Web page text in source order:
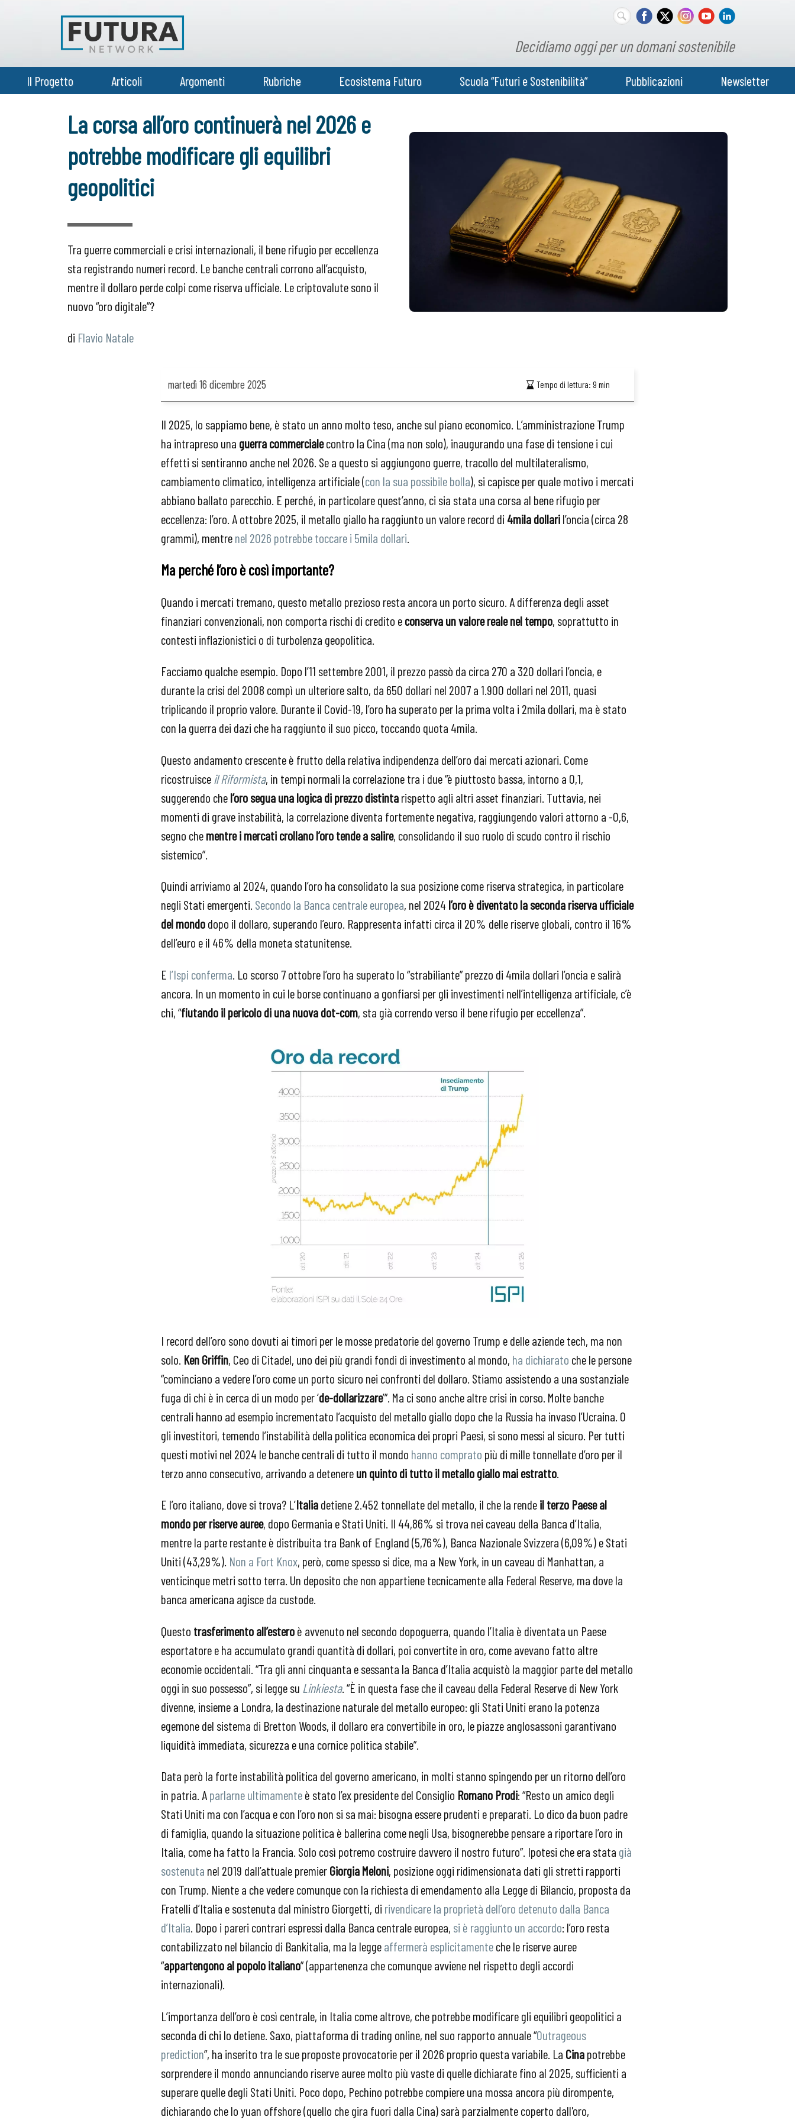
Decidiamo oggi per un domani sostenibile
Il Progetto Articoli Argomenti Rubriche Ecosistema Futuro Scuola “Futuri e Sostenibilità” Pubblicazioni Newsletter
La corsa all’oro continuerà nel 2026 e
potrebbe modificare gli equilibri
geopolitici
Tra guerre commerciali e crisi internazionali, il bene rifugio per eccellenza
sta registrando numeri record. Le banche centrali corrono all’acquisto,
mentre il dollaro perde colpi come riserva ufficiale. Le criptovalute sono il
nuovo “oro digitale”?
Flavio Natale
martedì 16 dicembre 2025 Tempo di lettura:9 min
Il 2025, lo sappiamo bene, è stato un anno molto teso, anche sul piano economico. L’amministrazione Trump
ha intrapreso una guerra commercialecontro la Cina (ma non solo), inaugurando una fase di tensione i cui
effetti si sentiranno anche nel 2026. Se a questo si aggiungono guerre, tracollo del multilateralismo,
cambiamento climatico, intelligenza artificiale (con la sua possibile bolla), si capisce per quale motivo i mercati
abbiano ballato parecchio. E perché, in particolare quest’anno, ci sia stata una corsa al bene rifugio per
eccellenza: l’oro. A ottobre 2025, il metallo giallo ha raggiunto un valore record di 4mila dollaril’oncia (circa 28
grammi), mentrenel 2026 potrebbe toccare i 5mila dollari
Ma perché l’oro è così importante?
Quando i mercati tremano, questo metallo prezioso resta ancora un porto sicuro. A differenza degli asset
finanziari convenzionali, non comporta rischi di credito econserva un valore reale nel tempo, soprattutto in
contesti inflazionistici o di turbolenza geopolitica.
Facciamo qualche esempio. Dopo l’11 settembre 2001, il prezzo passò da circa 270 a 320 dollari l’oncia, e
durante la crisi del 2008 compì un ulteriore salto, da 650 dollari nel 2007 a 1.900 dollari nel 2011, quasi
triplicando il proprio valore. Durante il Covid-19, l’oro ha superato per la prima volta i 2mila dollari, ma è stato
con la guerra dei dazi che ha raggiunto il suo picco, toccando quota 4mila.
Questo andamento crescente è frutto della relativa indipendenza dell’oro dai mercati azionari. Come
ricostruisce il Riformista, in tempi normali la correlazione tra i due “è piuttosto bassa, intorno a 0,1,
suggerendo chel’oro segua una logica di prezzo distintarispetto agli altri asset finanziari. Tuttavia, nei
momenti di grave instabilità, la correlazione diventa fortemente negativa, raggiungendo valori attorno a -0,6,
segno chementre i mercati crollano l’oro tende a salire, consolidando il suo ruolo di scudo contro il rischio
sistemico”.
Quindi arriviamo al 2024, quando l’oro ha consolidato la sua posizione come riserva strategica, in particolare
negli Stati emergenti. Secondo la Banca centrale europea, nel 2024 l’oro è diventato la seconda riserva ufficiale
del mondodopo il dollaro, superando l’euro. Rappresenta infatti circa il 20% delle riserve globali, contro il 16%
dell’euro e il 46% della moneta statunitense.
E l’Ispi conferma . Lo scorso 7 ottobre l’oro ha superato lo “strabiliante” prezzo di 4mila dollari l’oncia e salirà
ancora. In un momento in cui le borse continuano a gonfiarsi per gli investimenti nell’intelligenza artificiale, c’è
chi, “fiutando il pericolo di una nuova dot-com, sta già correndo verso il bene rifugio per eccellenza”.
I record dell’oro sono dovuti ai timori per le mosse predatorie del governo Trump e delle aziende tech, ma non
solo. Ken Griffin, Ceo di Citadel, uno dei più grandi fondi di investimento al mondo, ha dichiarato che le persone
“cominciano a vedere l’oro come un porto sicuro nei confronti del dollaro. Stiamo assistendo a una sostanziale
fuga di chi è in cerca di un modo per ‘de-dollarizzare’”. Ma ci sono anche altre crisi in corso. Molte banche
centrali hanno ad esempio incrementato l’acquisto del metallo giallo dopo che la Russia ha invaso l’Ucraina. O
gli investitori, temendo l’instabilità della politica economica dei propri Paesi, si sono messi al sicuro. Per tutti
questi motivi nel 2024 le banche centrali di tutto il mondo hanno comprato più di mille tonnellate d’oro per il
terzo anno consecutivo, arrivando a detenereun quinto di tutto il metallo giallo mai estratto
E l’oro italiano, dove si trova? L’Italiadetiene 2.452 tonnellate del metallo, il che la rendeil terzo Paese al
mondo per riserve auree, dopo Germania e Stati Uniti. Il 44,86% si trova nei caveau della Banca d’Italia,
mentre la parte restante è distribuita tra Bank of England (5,76%), Banca Nazionale Svizzera (6,09%) e Stati
Uniti (43,29%). Non a Fort Knox, però, come spesso si dice, ma a New York, in un caveau di Manhattan, a
venticinque metri sotto terra. Un deposito che non appartiene tecnicamente alla Federal Reserve, ma dove la
banca americana agisce da custode.
Questo trasferimento all’esteroè avvenuto nel secondo dopoguerra, quando l’Italia è diventata un Paese
esportatore e ha accumulato grandi quantità di dollari, poi convertite in oro, come avevano fatto altre
economie occidentali. “Tra gli anni cinquanta e sessanta la Banca d’Italia acquistò la maggior parte del metallo
oggi in suo possesso”, si legge su Linkiesta. “È in questa fase che il caveau della Federal Reserve di New York
divenne, insieme a Londra, la destinazione naturale del metallo europeo: gli Stati Uniti erano la potenza
egemone del sistema di Bretton Woods, il dollaro era convertibile in oro, le piazze anglosassoni garantivano
liquidità immediata, sicurezza e una cornice politica stabile”.
Data però la forte instabilità politica del governo americano, in molti stanno spingendo per un ritorno dell’oro
in patria. Aparlarne ultimamenteè stato l’ex presidente del Consiglio Romano Prodi: “Resto un amico degli
Stati Uniti ma con l’acqua e con l’oro non si sa mai: bisogna essere prudenti e preparati. Lo dico da buon padre
di famiglia, quando la situazione politica è ballerina come negli Usa, bisognerebbe pensare a riportare l’oro in
Italia, come ha fatto la Francia. Solo così potremo costruire davvero il nostro futuro”. Ipotesi che era stata già
sostenuta nel 2019 dall’attuale premierGiorgia Meloni, posizione oggi ridimensionata dati gli stretti rapporti
con Trump. Niente a che vedere comunque con la richiesta di emendamento alla Legge di Bilancio, proposta da
Fratelli d’Italia e sostenuta dal ministro Giorgetti, di rivendicare la proprietà dell’oro detenuto dalla Banca
d’Italia. Dopo i pareri contrari espressi dalla Banca centrale europea, si è raggiunto un accordo: l’oro resta
contabilizzato nel bilancio di Bankitalia, ma la leggeaffermerà esplicitamenteche le riserve auree
“appartengono al popolo italiano” (appartenenza che comunque avviene nel rispetto degli accordi
internazionali).
L’importanza dell’oro è così centrale, in Italia come altrove, che potrebbe modificare gli equilibri geopolitici a
seconda di chi lo detiene. Saxo, piattaforma di trading online, nel suo rapporto annuale “Outrageous
prediction”, ha inserito tra le sue proposte provocatorie per il 2026 proprio questa variabile. La Cinapotrebbe
sorprendere il mondo annunciando riserve auree molto più vaste di quelle dichiarate fino al 2025, sufficienti a
superare quelle degli Stati Uniti. Poco dopo, Pechino potrebbe compiere una mossa ancora più dirompente,
dichiarando che lo yuan offshore (quello che gira fuori dalla Cina) sarà parzialmente coperto dall'oro,